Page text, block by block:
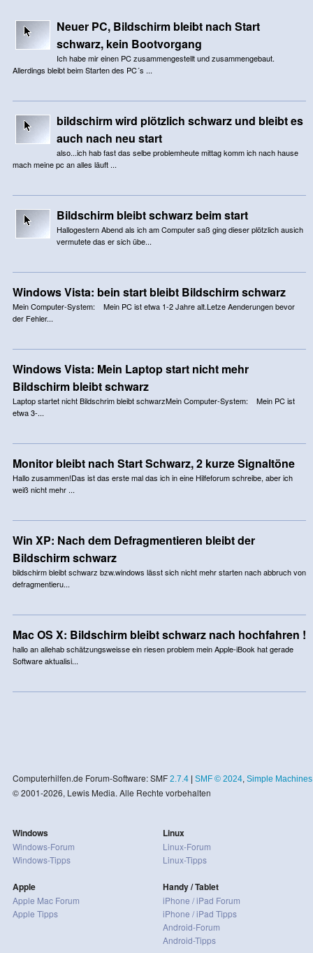
Neuer PC, Bildschirm bleibt nach Start
schwarz, kein Bootvorgang
Ich habe mir einen PC zusammengestellt und zusammengebaut.
Allerdings bleibt beim Starten des PC´s ...
bildschirm wird plötzlich schwarz und bleibt es
auch nach neu start
also...ich hab fast das selbe problemheute mittag komm ich nach hause
mach meine pc an alles läuft ...
Bildschirm bleibt schwarz beim start
Hallogestern Abend als ich am Computer saß ging dieser plötzlich ausich
vermutete das er sich übe...
Windows Vista: bein start bleibt Bildschirm schwarz
Mein Computer-System: Mein PC ist etwa 1-2 Jahre alt.Letze Aenderungen bevor
der Fehler...
Windows Vista: Mein Laptop start nicht mehr
Bildschirm bleibt schwarz
Laptop startet nicht Bildschrim bleibt schwarzMein Computer-System: Mein PC ist
etwa 3-...
Monitor bleibt nach Start Schwarz, 2 kurze Signaltöne
Hallo zusammen!Das ist das erste mal das ich in eine Hilfeforum schreibe, aber ich
weiß nicht mehr ...
Win XP: Nach dem Defragmentieren bleibt der
Bildschirm schwarz
bildschirm bleibt schwarz bzw.windows lässt sich nicht mehr starten nach abbruch von
defragmentieru...
Mac OS X: Bildschirm bleibt schwarz nach hochfahren !
hallo an allehab schätzungsweisse ein riesen problem mein Apple-iBook hat gerade
Software aktualisi...
Computerhilfen.de Forum-Software: SMF 2.7.4| SMF © 2024, Simple Machines
© 2001-2026, Lewis Media. Alle Rechte vorbehalten
Windows
Windows-Forum
Windows-Tipps
Apple
Apple Mac Forum
Apple Tipps
Linux
Linux-Forum
Linux-Tipps
Handy / Tablet
iPhone / iPad Forum
iPhone / iPad Tipps
Android-Forum
Android-Tipps